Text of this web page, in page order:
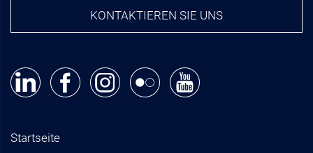
KONTAKTIEREN SIE UNS
Startseite